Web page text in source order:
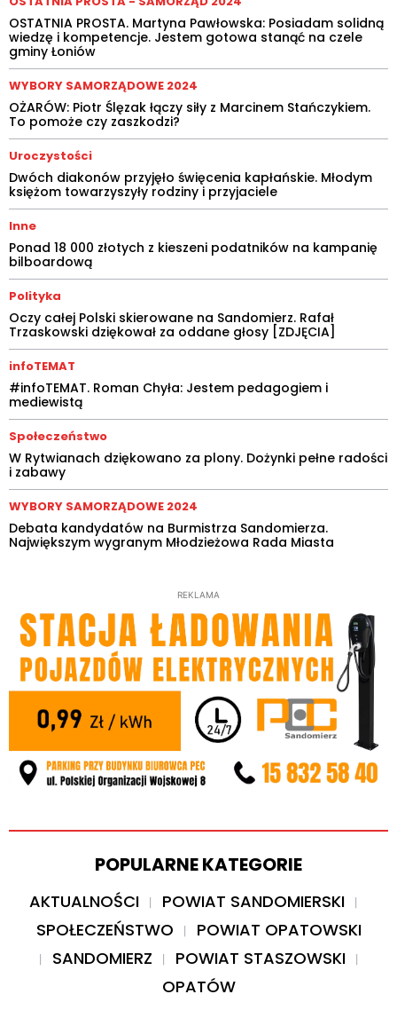
OSTATNIA PROSTA. Martyna Pawłowska: Posiadam solidną
wiedzę i kompetencje. Jestem gotowa stanąć na czele
gminy Łoniów
WYBORY SAMORZĄDOWE 2024
OŻARÓW: Piotr Ślęzak łączy siły z Marcinem Stańczykiem.
To pomoże czy zaszkodzi?
Uroczystości
Dwóch diakonów przyjęło święcenia kapłańskie. Młodym
księżom towarzyszyły rodziny i przyjaciele
Inne
Ponad 18 000 złotych z kieszeni podatników na kampanię
bilboardową
Polityka
Oczy całej Polski skierowane na Sandomierz. Rafał
Trzaskowski dziękował za oddane głosy [ZDJĘCIA]
infoTEMAT
#infoTEMAT. Roman Chyła: Jestem pedagogiem i
mediewistą
Społeczeństwo
W Rytwianach dziękowano za plony. Dożynki pełne radości
i zabawy
WYBORY SAMORZĄDOWE 2024
Debata kandydatów na Burmistrza Sandomierza.
Największym wygranym Młodzieżowa Rada Miasta
REKLAMA
POPULARNE KATEGORIE
AKTUALNOŚCI
POWIAT SANDOMIERSKI
SPOŁECZEŃSTWO
POWIAT OPATOWSKI
SANDOMIERZ
POWIAT STASZOWSKI
OPATÓW